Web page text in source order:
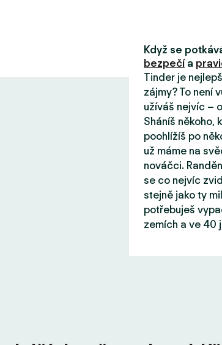
Když se
bezpečía
Tinder je
zájmy? To není
užíváš nejvíc –
Sháníš někoho,
poohlížíš po
už máme na
nováčci.
se co nejvíc
stejně jako ty
potřebuješ
zemích a ve 40